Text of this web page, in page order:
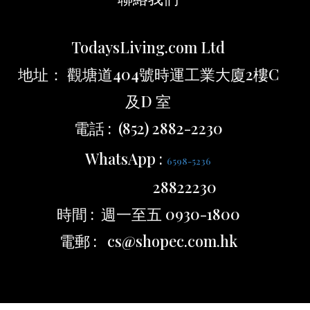
TodaysLiving.com Ltd
地址： 觀塘道404號時運工業大廈2樓C
及D 室
電話 : (852) 2882-2230
WhatsApp : 6598-5236
28822230
時間 : 週一至五 0930-1800
電郵 : cs@shopec.com.hk